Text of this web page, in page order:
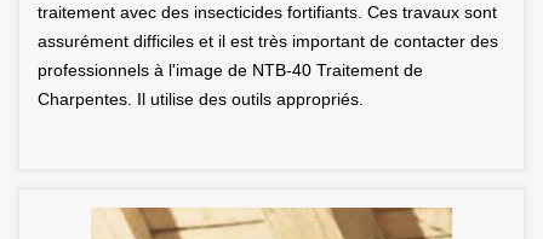
traitement avec des insecticides fortifiants. Ces travaux sont
assurément difficiles et il est très important de contacter des
professionnels à l'image de NTB-40 Traitement de
Charpentes. Il utilise des outils appropriés.